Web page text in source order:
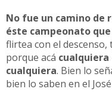
No fue un camino de
éste campeonato que
flirtea con el descenso,
porque acá
cualquiera. Bien lo
bien lo saben en el